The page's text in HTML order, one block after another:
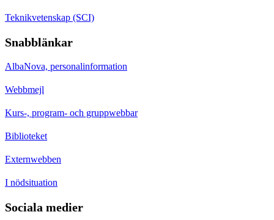
Teknikvetenskap (SCI)
Snabblänkar
AlbaNova, personalinformation
Webbmejl
Kurs-, program- och gruppwebbar
Biblioteket
Externwebben
I nödsituation
Sociala medier